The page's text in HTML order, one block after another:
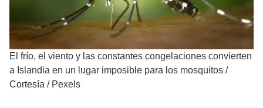
El frío, el viento y las constantes congelaciones convierten
a Islandia en un lugar imposible para los mosquitos /
Cortesía / Pexels